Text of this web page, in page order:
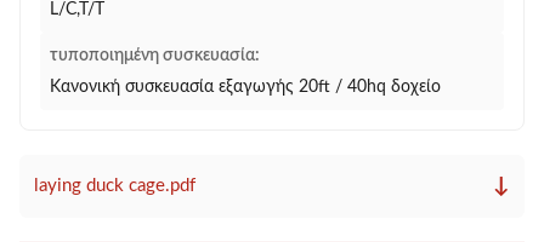
L/C,T/T
τυποποιημένη συσκευασία:
Κανονική συσκευασία εξαγωγής 20ft / 40hq δοχείο
laying duck cage.pdf ↓